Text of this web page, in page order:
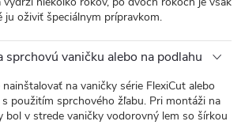
ju oživiť špeciálnym prípravkom.
sprchovú vaničku alebo na podlahu
na vaničky série FlexiCut alebo
použitím sprchového žľabu. Pri montáži na
bol v strede vaničky vodorovný lem so šírkou